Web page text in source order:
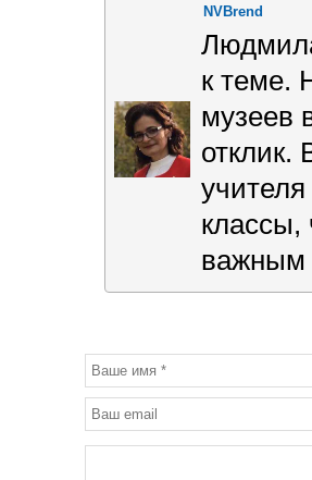
NVBrend
к теме.
музеев
отклик.
классы,
важным